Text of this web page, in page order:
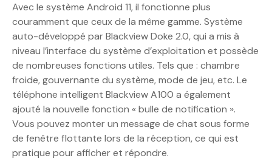
Avec le système Android 11, il fonctionne plus
couramment que ceux de la même gamme. Système
auto-développé par Blackview Doke 2.0, qui a mis à
niveau l’interface du système d’exploitation et possède
de nombreuses fonctions utiles. Tels que : chambre
froide, gouvernante du système, mode de jeu, etc. Le
téléphone intelligent Blackview A100 a également
ajouté la nouvelle fonction « bulle de notification ».
Vous pouvez monter un message de chat sous forme
de fenêtre flottante lors de la réception, ce qui est
pratique pour afficher et répondre.